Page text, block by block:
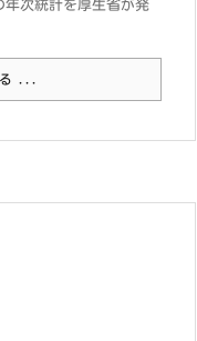
次統計を厚生省が発
...